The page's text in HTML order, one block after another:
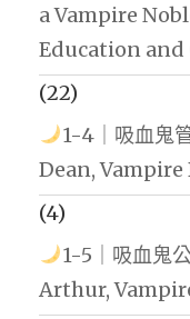
a Vampire
Education and
(22)
1-4｜吸血鬼
Dean,
(4)
1-5｜吸血鬼
Arthur,